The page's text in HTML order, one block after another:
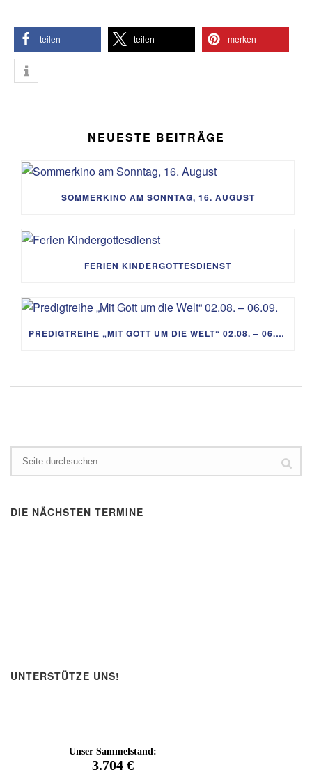
teilen teilen merken
NEUESTE BEITRÄGE
SOMMERKINO AM SONNTAG, 16. AUGUST
FERIEN KINDERGOTTESDIENST
PREDIGTREIHE „MIT GOTT UM DIE WELT“ 02.08. – 06.09.
DIE NÄCHSTEN TERMINE
UNTERSTÜTZE UNS!